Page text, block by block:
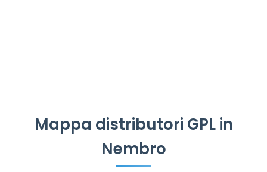
Mappa distributori GPL in
Nembro